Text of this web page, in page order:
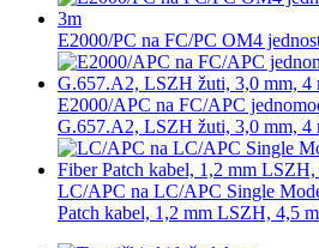
E2000/PC na FC/PC OM4
E2000/APC na FC/APC
G.657.A2, LSZH žuti, 3,0 mm, 4
LC/APC na LC/APC Single
Patch kabel, 1,2 mm LSZH, 4,5 m